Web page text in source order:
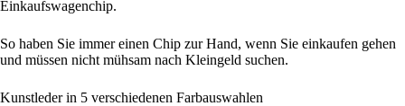
Einkaufswagenchip.
So haben Sie immer einen Chip zur Hand, wenn Sie einkaufen gehen
und müssen nicht mühsam nach Kleingeld suchen.
Kunstleder in 5 verschiedenen Farbauswahlen